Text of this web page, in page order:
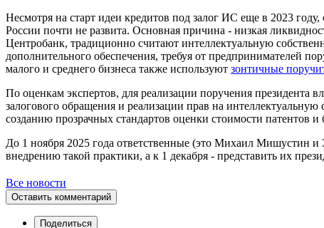
Несмотря на старт идеи кредитов под залог ИС еще в 2023
России почти не развита. Основная причина - низкая
Центробанк, традиционно считают интеллектуальную
дополнительного обеспечения, требуя от предпринимателей
малого и среднего бизнеса также используют зонтичные
По оценкам экспертов, для реализации поручения президента
залогового обращения и реализации прав на
созданию прозрачных стандартов оценки стоимости патентов
До 1 ноября 2025 года ответственные (это Михаил Мишустин
внедрению такой практики, а к 1 декабря - представить их
Все новости
Оставить комментарий
Поделиться